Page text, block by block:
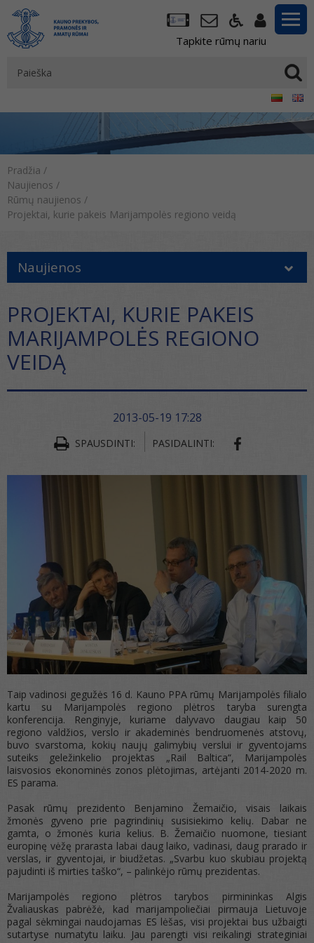
Tapkite rūmų nariu
Pradžia /
Naujienos /
Rūmų naujienos /
Projektai, kurie pakeis Marijampolės regiono veidą
Naujienos
PROJEKTAI, KURIE PAKEIS
MARIJAMPOLĖS REGIONO
VEIDĄ
2013-05-19 17:28
SPAUSDINTI: PASIDALINTI:
Taip vadinosi gegužės 16 d. Kauno PPA rūmų Marijampolės filialo
kartu su Marijampolės regiono plėtros taryba surengta
konferencija. Renginyje, kuriame dalyvavo daugiau kaip 50
regiono valdžios, verslo ir akademinės bendruomenės atstovų,
buvo svarstoma, kokių naujų galimybių verslui ir gyventojams
suteiks geležinkelio projektas „Rail Baltica“, Marijampolės
laisvosios ekonominės zonos plėtojimas, artėjanti 2014-2020 m.
ES parama.
Pasak rūmų prezidento Benjamino Žemaičio, visais laikais
žmonės gyveno prie pagrindinių susisiekimo kelių. Dabar ne
gamta, o žmonės kuria kelius. B. Žemaičio nuomone, tiesiant
europinę vėžę prarasta labai daug laiko, vadinasi, daug prarado ir
verslas, ir gyventojai, ir biudžetas. „Svarbu kuo skubiau projektą
pajudinti iš mirties taško“, – palinkėjo rūmų prezidentas.
Marijampolės regiono plėtros tarybos pirmininkas Algis
Žvaliauskas pabrėžė, kad marijampoliečiai pirmauja Lietuvoje
pagal sėkmingai naudojamas ES lėšas, visi projektai bus užbaigti
sutartyse numatytu laiku. Jau parengti visi reikalingi strateginiai